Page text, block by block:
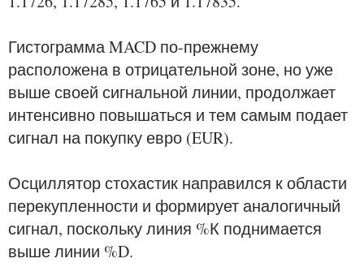
Гистограмма MACD по-прежнему
расположена в отрицательной зоне, но уже
выше своей сигнальной линии, продолжает
интенсивно повышаться и тем самым подает
сигнал на покупку евро (EUR).
Осциллятор стохастик направился к области
перекупленности и формирует аналогичный
сигнал, поскольку линия %К поднимается
выше линии %D.